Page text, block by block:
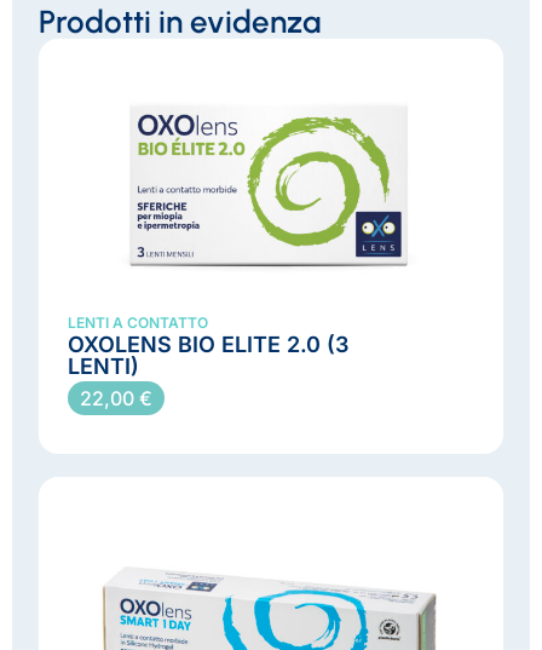
Prodotti in evidenza
LENTI A CONTATTO
OXOLENS BIO ELITE 2.0 (3
LENTI)
Lenti a contatto
22,00 €